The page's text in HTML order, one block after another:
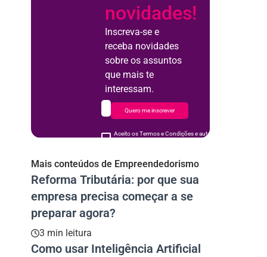
novidades!
Inscreva-se e
receba novidades
sobre os assuntos
que mais te
interessam.
Aceito os Termos e Condições e autorizo o uso de meus
Quero me inscrever
Mais conteúdos de Empreendedorismo
Reforma Tributária: por que sua
empresa precisa começar a se
preparar agora?
3 min leitura
Como usar Inteligência Artificial